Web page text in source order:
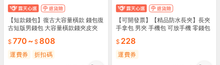
【短款錢包】復古大容量橫款 錢包復
古短版男錢包 大容量橫款錢夾皮夾
770 ~ 808
運費券
折扣碼
【可開發票】【精品防水長夾】長夾
手拿包 男夾 手機包 可放手機 零錢包
228
運費券